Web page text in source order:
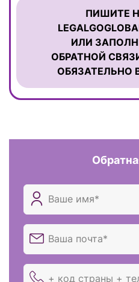
ПИШИТЕ
ИЛИ
ОБРАТНОЙ
ОБЯЗАТЕЛЬНО